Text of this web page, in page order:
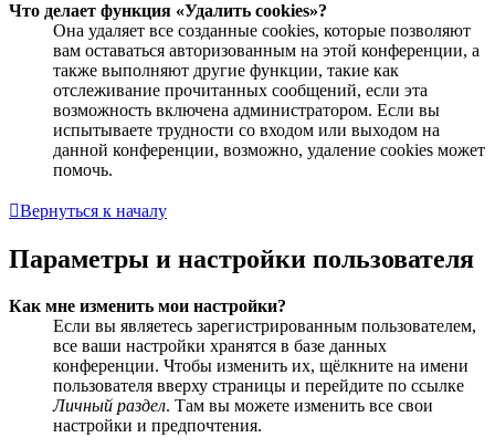
Что делает функция «Удалить cookies»?
Она удаляет все созданные cookies, которые позволяют
вам оставаться авторизованным на этой конференции, а
также выполняют другие функции, такие как
отслеживание прочитанных сообщений, если эта
возможность включена администратором. Если вы
испытываете трудности со входом или выходом на
данной конференции, возможно, удаление cookies может
помочь.
Вернуться к началу
Параметры и настройки пользователя
Как мне изменить мои настройки?
Если вы являетесь зарегистрированным пользователем,
все ваши настройки хранятся в базе данных
конференции. Чтобы изменить их, щёлкните на имени
пользователя вверху страницы и перейдите по ссылке
Личный раздел. Там вы можете изменить все свои
настройки и предпочтения.